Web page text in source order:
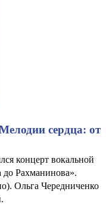
сердца: от
концерт вокальной
Рахманинова».
Ольга Чередниченко